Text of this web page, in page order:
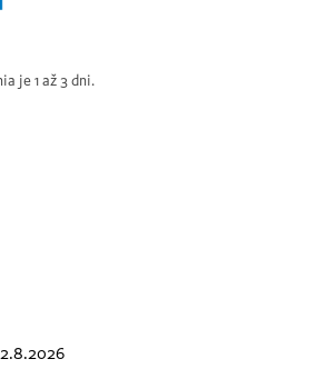
je 1 až 3 dni.